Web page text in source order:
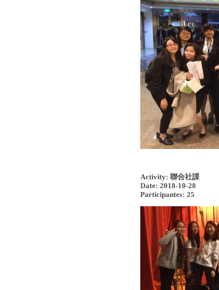
Activity: 聯合社課
Date: 2018-10-28
Participantes: 25